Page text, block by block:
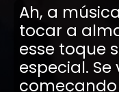
Ah, a
tocar a
esse toque
especial. Se